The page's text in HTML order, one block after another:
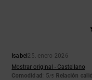
Isabel 25. enero 2026
Mostrar original - Castellano
Comodidad : 5/5 Relación